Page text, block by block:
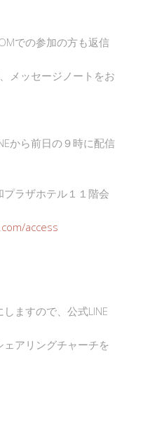
での参加の方も返信
メッセージノートをお
から前日の９時に配信
ラザホテル１１階会
access
ますので、公式LINE
アリングチャーチを